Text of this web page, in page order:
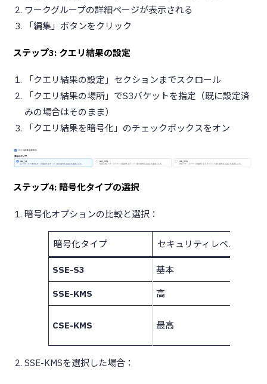
ワークグループの詳細ページが表示される
「編集」ボタンをクリック
ステップ3: クエリ結果の設定
「クエリ結果の設定」セクションまでスクロール
「クエリ結果の場所」でS3バケットを指定（既に設定済
みの場合はそのまま）
「クエリ結果を暗号化」のチェックボックスをオン
ステップ4: 暗号化タイプの選択
暗号化オプションの比較と選択：
暗号化タイプ セキュリティレベル
SSE-S3 基本
SSE-KMS 高
CSE-KMS 最高
SSE-KMSを選択した場合：